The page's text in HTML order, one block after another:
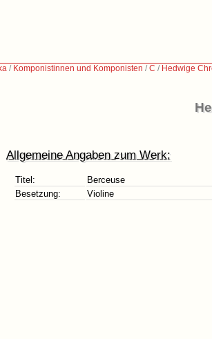
/ Komponistinnen und Komponisten /C / Hedwige
Allgemeine Angaben zum Werk:
Titel:
Berceuse
Besetzung:
Violine